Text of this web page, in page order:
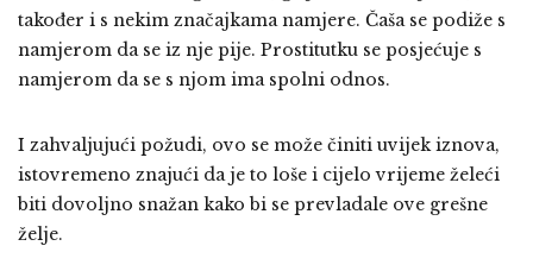
također i s nekim značajkama namjere. Čaša se podiže s
namjerom da se iz nje pije. Prostitutku se posjećuje s
namjerom da se s njom ima spolni odnos.
I zahvaljujući požudi, ovo se može činiti uvijek iznova,
istovremeno znajući da je to loše i cijelo vrijeme želeći
biti dovoljno snažan kako bi se prevladale ove grešne
želje.